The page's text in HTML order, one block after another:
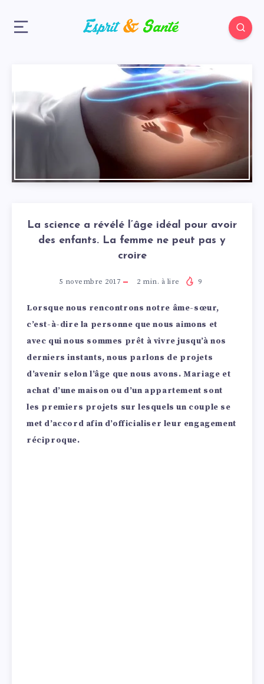
La science a révélé l’âge idéal pour avoir
des enfants. La femme ne peut pas y
croire
5 novembre 2017 2 min. à lire 9
Lorsque nous rencontrons notre âme-sœur,
c’est-à-dire la personne que nous aimons et
avec qui nous sommes prêt à vivre jusqu’à nos
derniers instants, nous parlons de projets
d’avenir selon l’âge que nous avons. Mariage et
achat d’une maison ou d’un appartement sont
les premiers projets sur lesquels un couple se
met d’accord afin d’officialiser leur engagement
réciproque.